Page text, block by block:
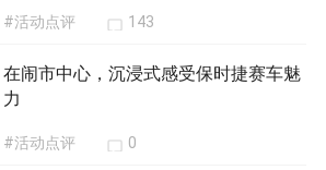
#活动点评 143
在闹市中心，沉浸式感受保时捷赛车魅
力
#活动点评 0